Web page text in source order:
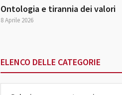
Ontologia e tirannia dei valori
8 Aprile 2026
ELENCO DELLE CATEGORIE